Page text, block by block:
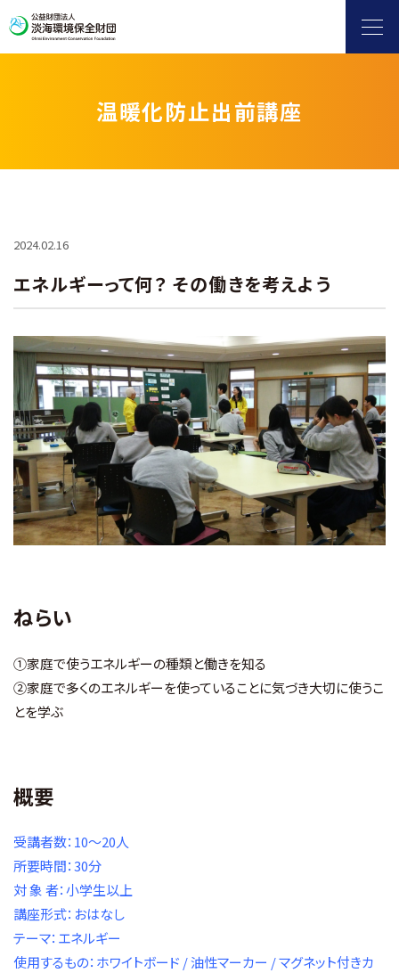
水環境保全（淡海環境プラザ）
環境情報発信
補助金
お知らせ
財団概要
アクセス
ohmikankyo
温暖化防止出前講座
2024.02.16
エネルギーって何？ その働きを考えよう
ねらい
①家庭で使うエネルギーの種類と働きを知る
②家庭で多くのエネルギーを使っていることに気づき大切に使うこ
とを学ぶ
概要
受講者数：10～20人
所要時間：30分
対 象 者：小学生以上
講座形式：おはなし
テーマ：エネルギー
使用するもの：ホワイトボード / 油性マーカー / マグネット付きカ